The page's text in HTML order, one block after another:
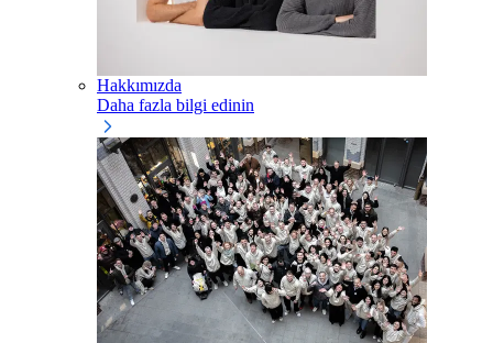
Hakkımızda
Daha fazla bilgi edinin